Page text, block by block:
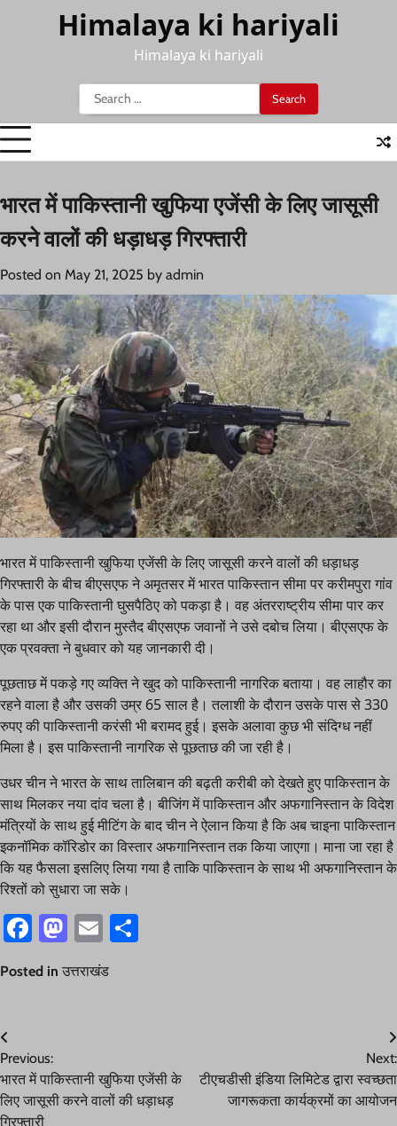
Himalaya ki hariyali
Himalaya ki hariyali
Search
for:
भारत में पाकिस्तानी खुफिया एजेंसी के लिए जासूसी
करने वालों की धड़ाधड़ गिरफ्तारी
Posted on May 21, 2025 by admin
भारत में पाकिस्तानी खुफिया एजेंसी के लिए जासूसी करने वालों की धड़ाधड़
गिरफ्तारी के बीच बीएसएफ ने अमृतसर में भारत पाकिस्तान सीमा पर करीमपुरा गांव
के पास एक पाकिस्तानी घुसपैठिए को पकड़ा है। वह अंतरराष्ट्रीय सीमा पार कर
रहा था और इसी दौरान मुस्तैद बीएसएफ जवानों ने उसे दबोच लिया। बीएसएफ के
एक प्रवक्ता ने बुधवार को यह जानकारी दी।
पूछताछ में पकड़े गए व्यक्ति ने खुद को पाकिस्तानी नागरिक बताया। वह लाहौर का
रहने वाला है और उसकी उम्र 65 साल है। तलाशी के दौरान उसके पास से 330
रुपए की पाकिस्तानी करंसी भी बरामद हुई। इसके अलावा कुछ भी संदिग्ध नहीं
मिला है। इस पाकिस्तानी नागरिक से पूछताछ की जा रही है।
उधर चीन ने भारत के साथ तालिबान की बढ़ती करीबी को देखते हुए पाकिस्तान के
साथ मिलकर नया दांव चला है। बीजिंग में पाकिस्तान और अफगानिस्तान के विदेश
मंत्रियों के साथ हुई मीटिंग के बाद चीन ने ऐलान किया है कि अब चाइना पाकिस्तान
इकनॉमिक कॉरिडोर का विस्तार अफगानिस्तान तक किया जाएगा। माना जा रहा है
कि यह फैसला इसलिए लिया गया है ताकि पाकिस्तान के साथ भी अफगानिस्तान के
रिश्तों को सुधारा जा सके।
Facebook
Mastodon
Email
Posted in उत्तराखंड
Post
navigation
Previous:
भारत में पाकिस्तानी खुफिया एजेंसी के
लिए जासूसी करने वालों की धड़ाधड़
गिरफ्तारी
Next:
टीएचडीसी इंडिया लिमिटेड द्वारा स्वच्छता
जागरूकता कार्यक्रमों का आयोजन